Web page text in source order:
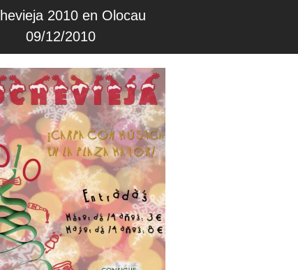
2010 en Olocau
09/12/2010